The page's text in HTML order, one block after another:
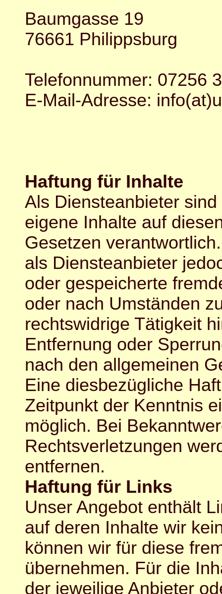
Baumgasse 19
76661 Philippsburg
Telefonnummer: 07256
E-Mail-Adresse:
Haftung für Inhalte
Als Diensteanbieter
eigene Inhalte auf
Gesetzen
als Diensteanbieter
oder gespeicherte
oder nach Umständen
rechtswidrige Tätigkeit
Entfernung oder
nach den allgemeinen
Eine diesbezügliche
Zeitpunkt der Kenntnis
möglich. Bei
Rechtsverletzungen
entfernen.
Haftung für Links
Unser Angebot enthält
auf deren Inhalte wir
können wir für diese
übernehmen. Für die
der jeweilige Anbieter